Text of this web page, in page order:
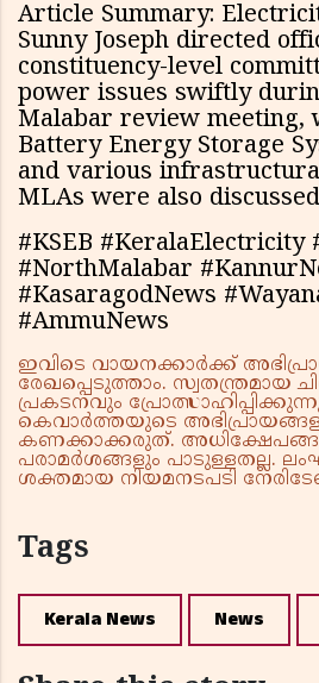
Article Summary:
Sunny Joseph directed
constituency-level
power issues swiftly
Malabar review meeting,
Battery Energy Storage
and various
MLAs were also
#KSEB #KeralaElectricity
#NorthMalabar
#KasaragodNews
#AmmuNews
ഇവിടെ വായനക്കാർക്ക്
രേഖപ്പെടുത്താം. സ്വതന്ത്രമായ
പ്രകടനവും
കെവാർത്തയുടെ
കണക്കാക്കരുത്.
പരാമർശങ്ങളും പാടുള്ളതല്ല.
ശക്തമായ നിയമനടപടി
Tags
Kerala News News